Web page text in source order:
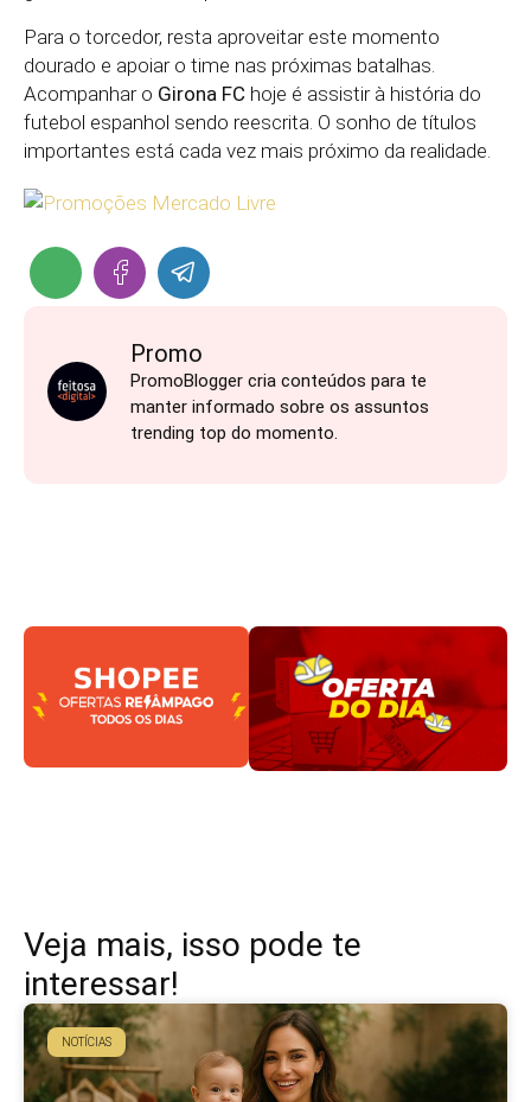
Para o torcedor, resta aproveitar este momento
dourado e apoiar o time nas próximas batalhas.
Acompanhar o Girona FC hoje é assistir à história do
futebol espanhol sendo reescrita. O sonho de títulos
importantes está cada vez mais próximo da realidade.
Promo
PromoBlogger cria conteúdos para te
manter informado sobre os assuntos
trending top do momento.
Veja mais, isso pode te
interessar!
NOTÍCIAS